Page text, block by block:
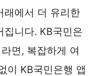
래에서 더 유리한
집니다. KB국민은
면, 복잡하게 여
이 KB국민은행 앱